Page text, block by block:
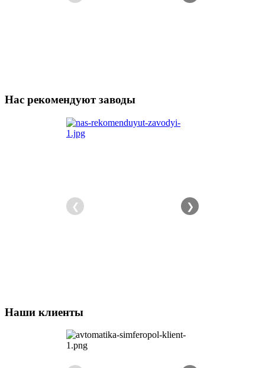
Нас рекомендуют заводы
❮ ❯
Наши клиенты